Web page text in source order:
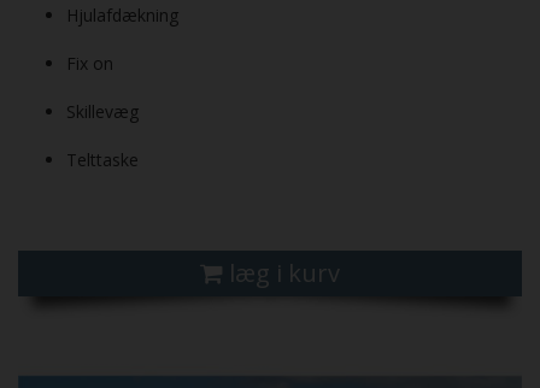
Hjulafdækning
Fix on
Skillevæg
Telttaske
læg i kurv